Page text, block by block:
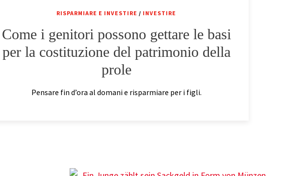
RISPARMIARE E INVESTIRE / INVESTIRE
Come i genitori possono gettare le basi
per la costituzione del patrimonio della
prole
Pensare fin d’ora al domani e risparmiare per i figli.